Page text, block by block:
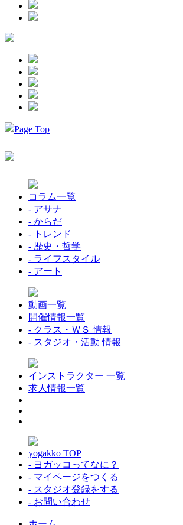
コラム一覧
- アサナ
- からだ
- トレンド
- 歴史・哲学
- ライフスタイル
- アート
動画一覧
開催情報一覧
- クラス・ＷＳ 情報
- スタジオ・活動 情報
インストラクター 一覧
求人情報一覧
yogakko TOP
- ヨガッコってなに？
- マイページをつくる
- スタジオ登録をする
- お問い合わせ